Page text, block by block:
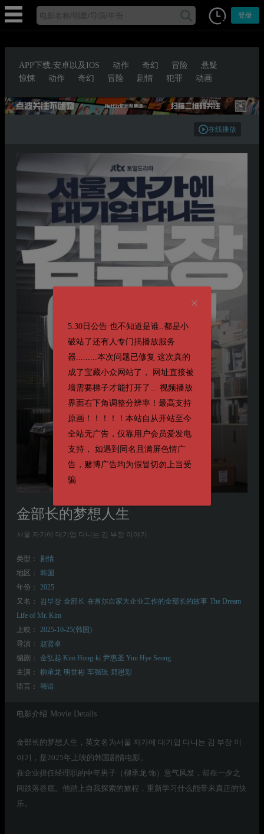
登录
5.30日公告 也不知道是谁..都是小
破站了还有人专门搞播放服务
器.........本次问题已修复 这次真的
成了宝藏小众网站了， 网址直接被
墙需要梯子才能打开了... 视频播放
界面右下角调整分辨率！最高支持
原画！！！！！本站自从开站至今
全站无广告，仅靠用户会员爱发电
支持， 如遇到同名且满屏色情广
告，赌博广告均为假冒切勿上当受
骗
APP下载:安卓以及IOS 动作 奇幻 冒险
悬疑
惊悚
动作 奇幻 冒险 剧情 犯罪 动画
在线播放
金部长的梦想人生
서울 자가에 대기업 다니는 김 부장 이야기
类型：
剧情
地区：
韩国
年份：
2025
又名：
김부장 金部长 在首尔自家大企业工作的金部长的故事 The Dream
Life of Mr. Kim
上映：
2025-10-25(韩国)
导演：
赵贤卓
编剧：
金弘起 Kim Hong-ki 尹惠圣 Yun Hye Seong
主演：
柳承龙 明世彬 车强玧 郑恩彩
语言：
韩语
电影介绍 Movie Details
金部长的梦想人生，英文名为서울 자가에 대기업 다니는 김 부장 이
야기，是2025年上映的韩国剧情电影。
在企业担任经理职的中年男子（柳承龙 饰）意气风发，却在一夕之
间跌落谷底。他踏上自我探索的旅程，重新学习什么能带来真正的快
乐。